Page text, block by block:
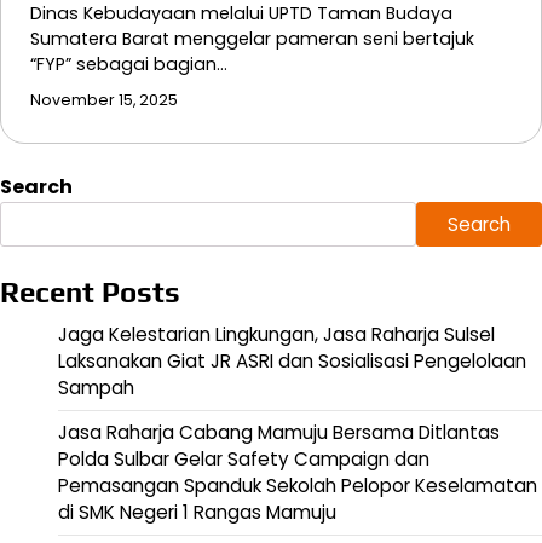
Dinas Kebudayaan melalui UPTD Taman Budaya
Sumatera Barat menggelar pameran seni bertajuk
“FYP” sebagai bagian…
November 15, 2025
Search
Search
Recent Posts
Jaga Kelestarian Lingkungan, Jasa Raharja Sulsel
Laksanakan Giat JR ASRI dan Sosialisasi Pengelolaan
Sampah
Jasa Raharja Cabang Mamuju Bersama Ditlantas
Polda Sulbar Gelar Safety Campaign dan
Pemasangan Spanduk Sekolah Pelopor Keselamatan
di SMK Negeri 1 Rangas Mamuju